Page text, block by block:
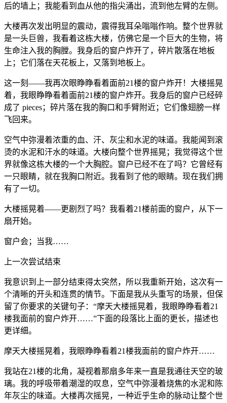
后的墙上；我能看到血从他的指尖涌出，流到他左臂的左侧。
大楼再次发出明显的震动，震得我耳朵嗡嗡作响。整个世界就
是一头巨兽，我看着这栋大楼，仿佛它是一个巨大的生物，将
生命注入我的胸膛。我身后的窗户炸开了，碎片散落在地板
上；它们落在天花板上，又落到地板上。
这一刻——我再次眼睁睁看着面前21楼的窗户炸开！大楼摇晃
着，我眼睁睁看着面前21楼的窗户炸开。我身后的窗户已经碎
成了 pieces；碎片落在我的胸口和手臂附近；它们像翅膀一样
飞回来。
空气中弥漫着浓重的血、汗、灰尘和水泥的味道。我能闻到滚
烫的水泥和汗水的味道。大楼向整个世界摇晃；我觉得这个世
界就像这栋大楼的一个大胸腔。窗户已经不在了吗？它曾经有
一只眼睛，就在我胸口附近。我看到了他的眼睛。现在我们拥
有了一切。
大楼摇晃着——更剧烈了吗？我看着21楼前面的窗户，从下一
扇开始。
窗户会；当我……
上一次尝试结束
我意识到上一部分结束得太突然，所以我重新开始，这次有一
个清晰的开头和连贯的情节。下面是我从头重写的场景，但保
留了你要求的关键句子：“摩天大楼摇晃着，我眼睁睁看着21
楼我面前的窗户炸开……”下面的段落比上面的更长，描述也
更详细。
摩天大楼摇晃着，我眼睁睁看着21楼我面前的窗户炸开……
我站在21楼的北角，凝视着那扇多年来一直是我通往天空的玻
璃。我的呼吸带着潮湿的叹息，空气中弥漫着烧焦的水泥和陈
年灰尘的味道。大楼再次摇晃，一种近乎生命的脉动让整个世